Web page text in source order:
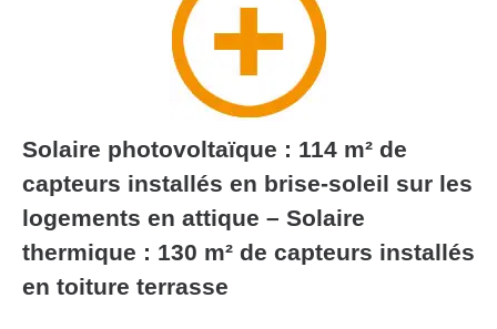
Solaire photovoltaïque : 114 m² de
capteurs installés en brise-soleil sur les
logements en attique – Solaire
thermique : 130 m² de capteurs installés
en toiture terrasse